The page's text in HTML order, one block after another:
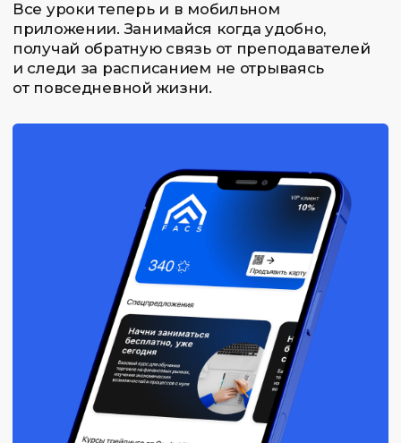
Эллиотта
[Индивидуально]
Находите волновую структуру рынка
и прогнозируйте движение цены
ВЗЯТЬ В КРЕДИТ
ОПЛАТИТЬ ЦЕЛИКОМ 45 000₽
Для оплаты Яндекс Сплитом нажмите «Оплатить
целиком» и на экране оплаты выберите условия.
Волновая теория
Эллиотта [Интенсивно]
Находите волновую структуру рынка
и прогнозируйте движение цены
ВЗЯТЬ В КРЕДИТ
ОПЛАТИТЬ ДОЛЯМИ
ОПЛАТИТЬ ЦЕЛИКОМ 120 000₽
Для оплаты Яндекс Сплитом нажмите «Оплатить
целиком» и на экране оплаты выберите условия.